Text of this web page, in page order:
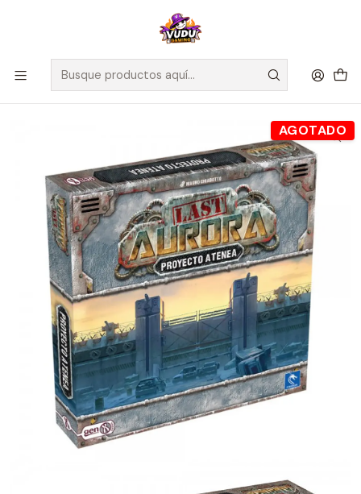
🚀 ¡Despachamos a todo Chile! Envío GRATIS a Regiones sobre
$100.000 y a RM sobre $35.000
Inicio Juegos de Mesa Expansiones
Last Aurora expansión Proyecto Atenea - Español
AGOTADO